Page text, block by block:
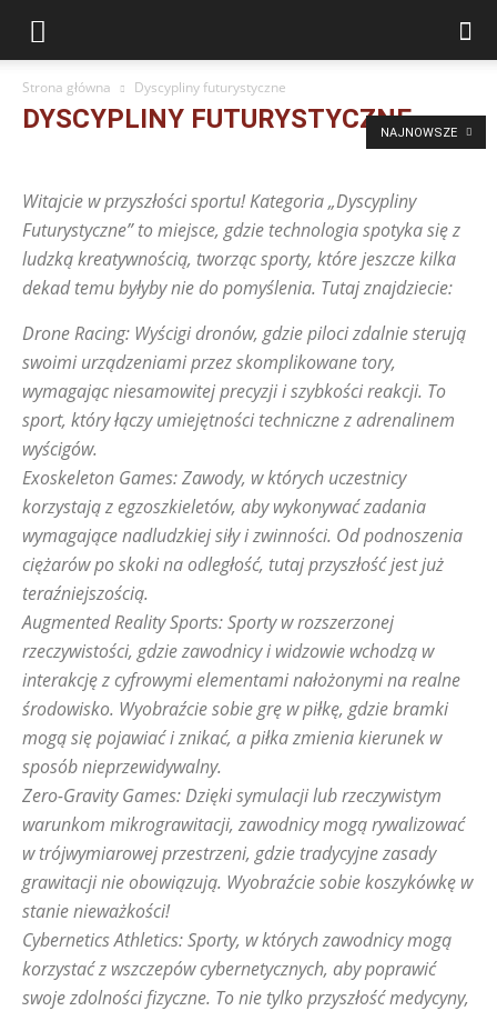
Strona główna Dyscypliny futurystyczne
DYSCYPLINY FUTURYSTYCZNE
Fitness i siłownia
Historia sportu światowego
Inspirujące postacie sportu
Joga i pilates
Kobiety w sporcie
Lifestyle sportowy
Moda sportowa
Nietypowe biegi
Nietypowe formy pływania
Nowoczesne dyscypliny
Pływanie
Rekordy i niezwykłe osiągnięcia
Rolki
Rowery i hulajnogi
Sport a edukacja
Sport a ekologia
Sport a medycyna
Sport i podróże
Sport przyszłości
Sport w kulturze i filmie
Sporty dla niepełnosprawnych
Sporty drużynowe alternatywne
Sporty ekstremalne
Sporty mechaniczne
Sporty miejskie
Sporty motorowe
Sporty na orientację
Sporty na piasku
Sporty na świeżym powietrzu
Sporty nietypowe
Sporty niszowe na świecie
Sporty powietrzne
Sporty precyzyjne
Sporty przygodowe
Sporty rakietowe
Sporty retro
Sporty rzutowe
Sporty tradycyjne i ludowe
Sporty w dżungli
Sporty walki
Sporty wodne
Sporty zapomniane
Sporty zespołowe
Sporty zimowe ekstremalne
Technologie w sporcie
Teksty od Czytelników
Trening w domu
Treningi tematyczne i wyzwania
Wywiady
Zawody i ligi alternatywne
Zrównoważony rozwój w sporcie
Witajcie w przyszłości sportu! Kategoria „Dyscypliny
Futurystyczne” to miejsce, gdzie technologia spotyka się z
ludzką kreatywnością, tworząc sporty, które jeszcze kilka
dekad temu byłyby nie do pomyślenia. Tutaj znajdziecie:
Drone Racing: Wyścigi dronów, gdzie piloci zdalnie sterują
swoimi urządzeniami przez skomplikowane tory,
wymagając niesamowitej precyzji i szybkości reakcji. To
sport, który łączy umiejętności techniczne z adrenalinem
wyścigów.
Exoskeleton Games: Zawody, w których uczestnicy
korzystają z egzoszkieletów, aby wykonywać zadania
wymagające nadludzkiej siły i zwinności. Od podnoszenia
ciężarów po skoki na odległość, tutaj przyszłość jest już
teraźniejszością.
Augmented Reality Sports: Sporty w rozszerzonej
rzeczywistości, gdzie zawodnicy i widzowie wchodzą w
interakcję z cyfrowymi elementami nałożonymi na realne
środowisko. Wyobraźcie sobie grę w piłkę, gdzie bramki
mogą się pojawiać i znikać, a piłka zmienia kierunek w
sposób nieprzewidywalny.
Zero-Gravity Games: Dzięki symulacji lub rzeczywistym
warunkom mikrograwitacji, zawodnicy mogą rywalizować
w trójwymiarowej przestrzeni, gdzie tradycyjne zasady
grawitacji nie obowiązują. Wyobraźcie sobie koszykówkę w
stanie nieważkości!
Cybernetics Athletics: Sporty, w których zawodnicy mogą
korzystać z wszczepów cybernetycznych, aby poprawić
swoje zdolności fizyczne. To nie tylko przyszłość medycyny,
NAJNOWSZE